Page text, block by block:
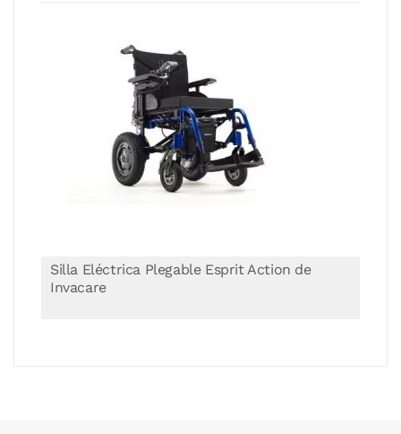
Plegable Esprit Action de
Silla Eléctrica